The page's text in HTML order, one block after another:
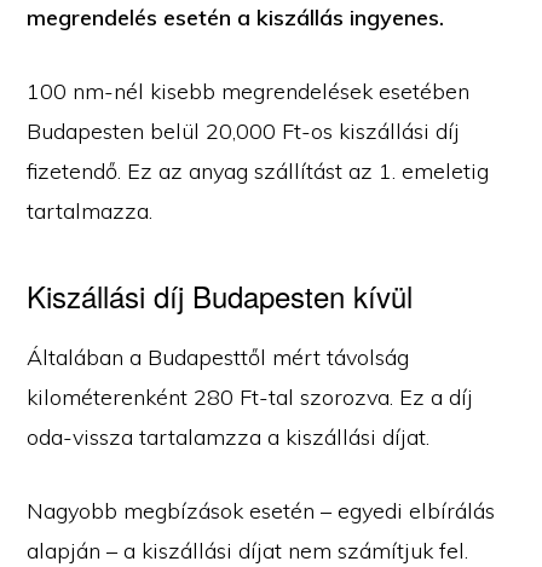
megrendelés esetén a kiszállás ingyenes.
100 nm-nél kisebb megrendelések esetében
Budapesten belül 20,000 Ft-os kiszállási díj
fizetendő. Ez az anyag szállítást az 1. emeletig
tartalmazza.
Kiszállási díj Budapesten kívül
Általában a Budapesttől mért távolság
kilométerenként 280 Ft-tal szorozva. Ez a díj
oda-vissza tartalamzza a kiszállási díjat.
Nagyobb megbízások esetén – egyedi elbírálás
alapján – a kiszállási díjat nem számítjuk fel.